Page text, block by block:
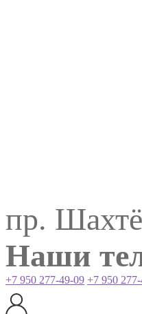
пр.
Наши
+7 950 277-49-09 +7 950